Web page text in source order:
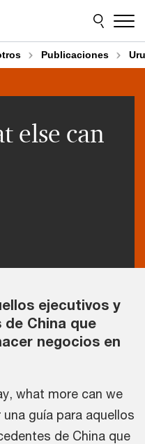
Publicaciones
else can
ejecutivos y
China que
negocios en
what more can we
guía para aquellos
de China que